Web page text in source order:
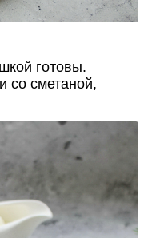
готовы.
со сметаной,